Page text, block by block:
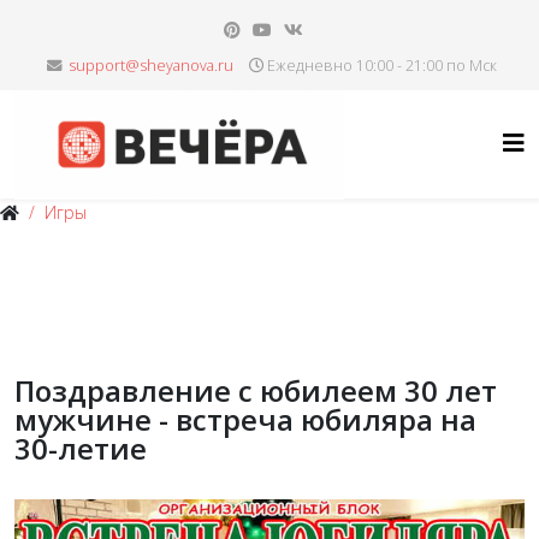
Ежедневно 10:00 - 21:00 по Мск
Игры
Поздравление с юбилеем 30 лет
мужчине - встреча юбиляра на
30-летие